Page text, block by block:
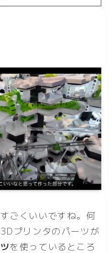
ごくいいですね。何
プリンタのパーツが
を使っているところ